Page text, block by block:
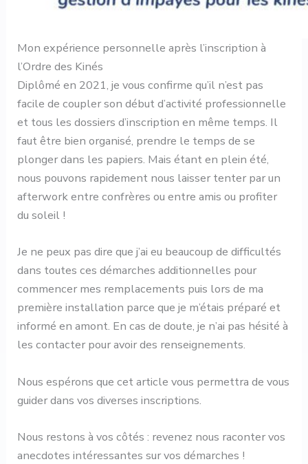
Mon expérience personnelle après l’inscription à
l’Ordre des Kinés
Diplômé en 2021, je vous confirme qu’il n’est pas
facile de coupler son début d’activité professionnelle
et tous les dossiers d’inscription en même temps. Il
faut être bien organisé, prendre le temps de se
plonger dans les papiers. Mais étant en plein été,
nous pouvons rapidement nous laisser tenter par un
afterwork entre confrères ou entre amis ou profiter
du soleil !
Je ne peux pas dire que j’ai eu beaucoup de difficultés
dans toutes ces démarches additionnelles pour
commencer mes remplacements puis lors de ma
première installation parce que je m’étais préparé et
informé en amont. En cas de doute, je n’ai pas hésité à
les contacter pour avoir des renseignements.
Nous espérons que cet article vous permettra de vous
guider dans vos diverses inscriptions.
Nous restons à vos côtés : revenez nous raconter vos
anecdotes intéressantes sur vos démarches !